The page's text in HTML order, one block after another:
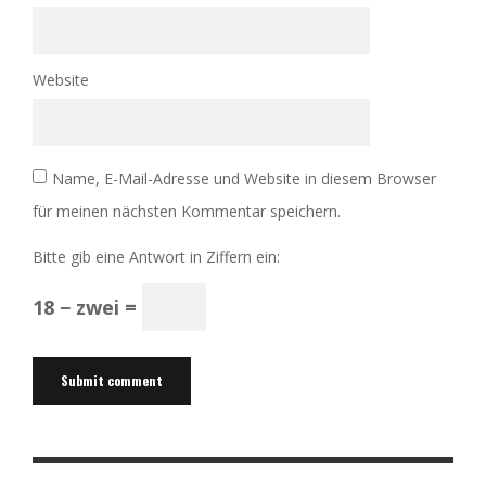
Website
Name, E-Mail-Adresse und Website in diesem Browser
für meinen nächsten Kommentar speichern.
Bitte gib eine Antwort in Ziffern ein:
18 − zwei =